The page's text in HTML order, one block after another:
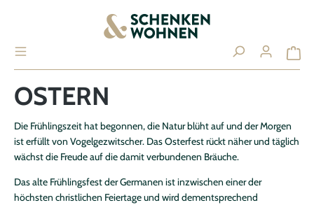
ANMELDEN / REGISTRIEREN
OSTERN
Die Frühlingszeit hat begonnen, die Natur blüht auf und der Morgen
ist erfüllt von Vogelgezwitscher. Das Osterfest rückt näher und täglich
wächst die Freude auf die damit verbundenen Bräuche.
Das alte Frühlingsfest der Germanen ist inzwischen einer der
höchsten christlichen Feiertage und wird dementsprechend